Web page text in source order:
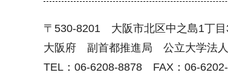
〒530-8201 大阪市北区中之島1丁
大阪府 副首都推進局 公立大学法
TEL：06-6208-8878 FAX：06-